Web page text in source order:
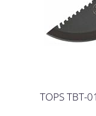
TOPS TBT-